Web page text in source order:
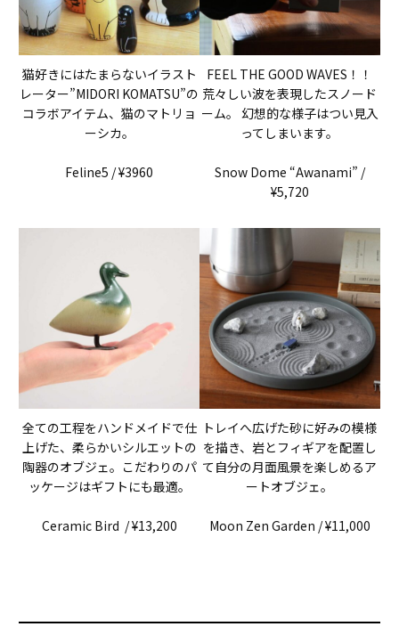
猫好きにはたまらないイラスト
レーター”MIDORI KOMATSU”の
コラボアイテム、猫のマトリョ
ーシカ。
Feline5 / ¥3960
FEEL THE GOOD WAVES！！
荒々しい波を表現したスノード
ーム。 幻想的な様子はつい見入
ってしまいます。
Snow Dome “Awanami” /
¥5,720
全ての工程をハンドメイドで仕
上げた、柔らかいシルエットの
陶器のオブジェ。こだわりのパ
ッケージはギフトにも最適。
Ceramic Bird / ¥13,200
トレイへ広げた砂に好みの模様
を描き、岩とフィギアを配置し
て自分の月面風景を楽しめるア
ートオブジェ。
Moon Zen Garden / ¥11,000